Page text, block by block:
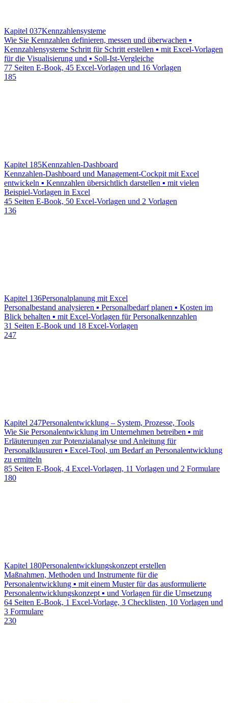
Kapitel 037Kennzahlensysteme
Wie Sie Kennzahlen definieren, messen und überwachen ▪
Kennzahlensysteme Schritt für Schritt erstellen ▪ mit Excel-Vorlagen
für die Visualisierung und ▪ Soll-Ist-Vergleiche
77 Seiten E-Book, 45 Excel-Vorlagen und 16 Vorlagen
185
Kapitel 185Kennzahlen-Dashboard
Kennzahlen-Dashboard und Management-Cockpit mit Excel
entwickeln ▪ Kennzahlen übersichtlich darstellen ▪ mit vielen
Beispiel-Vorlagen in Excel
45 Seiten E-Book, 50 Excel-Vorlagen und 2 Vorlagen
136
Kapitel 136Personalplanung mit Excel
Personalbestand analysieren ▪ Personalbedarf planen ▪ Kosten im
Blick behalten ▪ mit Excel-Vorlagen für Personalkennzahlen
31 Seiten E-Book und 18 Excel-Vorlagen
247
Kapitel 247Personalentwicklung – System, Prozesse, Tools
Wie Sie Personalentwicklung im Unternehmen betreiben ▪ mit
Erläuterungen zur Potenzialanalyse und Anleitung für
Personalklausuren ▪ Excel-Tool, um Bedarf an Personalentwicklung
zu ermitteln
85 Seiten E-Book, 4 Excel-Vorlagen, 11 Vorlagen und 2 Formulare
180
Kapitel 180Personalentwicklungskonzept erstellen
Maßnahmen, Methoden und Instrumente für die
Personalentwicklung ▪ mit einem Muster für das ausformulierte
Personalentwicklungskonzept ▪ und Vorlagen für die Umsetzung
64 Seiten E-Book, 1 Excel-Vorlage, 3 Checklisten, 10 Vorlagen und
3 Formulare
230